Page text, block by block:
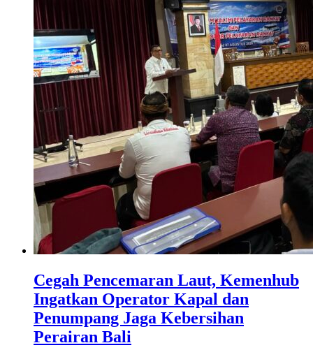
Cegah Pencemaran Laut, Kemenhub
Ingatkan Operator Kapal dan
Penumpang Jaga Kebersihan
Perairan Bali